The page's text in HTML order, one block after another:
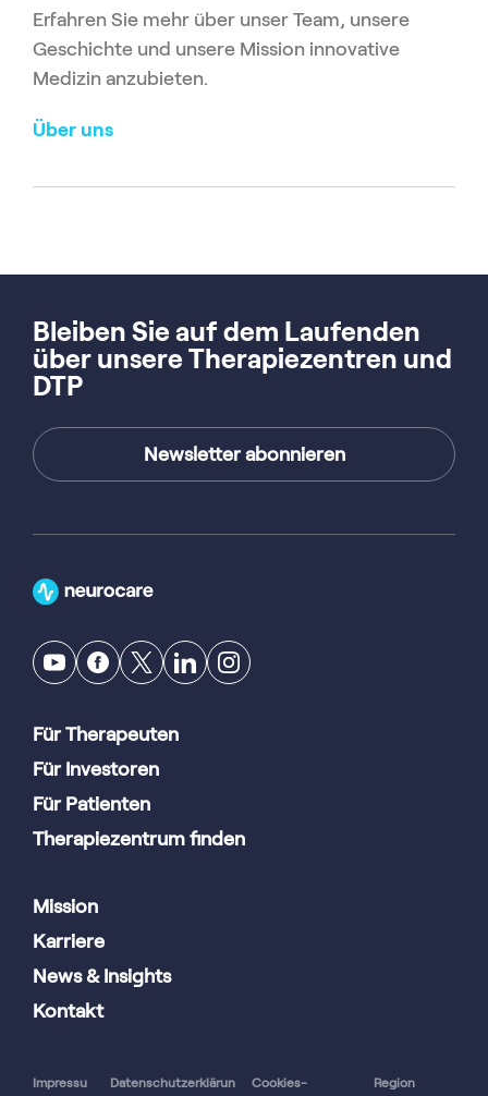
Erfahren Sie mehr über unser Team, unsere
Geschichte und unsere Mission innovative
Medizin anzubieten.
Über uns
Bleiben Sie auf dem Laufenden
über unsere Therapiezentren und
DTP
Newsletter abonnieren
Für Therapeuten
Für Investoren
Für Patienten
Therapiezentrum finden
Mission
Karriere
News & Insights
Kontakt
Impressu
Datenschutzerklärun
Cookies-
Region